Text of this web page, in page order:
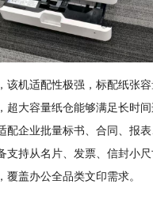
该机适配性极强，标配纸张
超大容量纸仓能够满足长时
配企业批量标书、合同、报
支持从名片、发票、信封小
覆盖办公全品类文印需求。